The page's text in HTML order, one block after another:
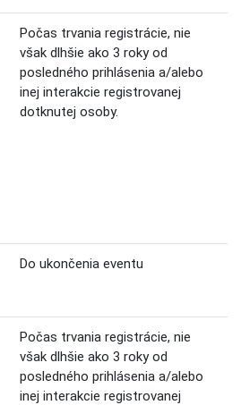
Počas trvania registrácie, nie
však dlhšie ako 3 roky od
posledného prihlásenia a/alebo
inej interakcie registrovanej
dotknutej osoby.
Do ukončenia eventu
Počas trvania registrácie, nie
však dlhšie ako 3 roky od
posledného prihlásenia a/alebo
inej interakcie registrovanej